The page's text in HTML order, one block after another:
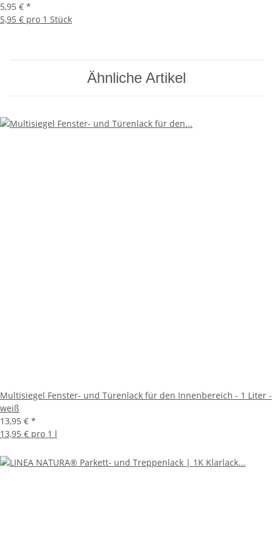
5,95 € *
5,95 € pro 1 Stück
Ähnliche Artikel
Multisiegel Fenster- und Türenlack für den Innenbereich - 1 Liter -
weiß
13,95 € *
13,95 € pro 1 l